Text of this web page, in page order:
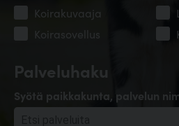
Palveluhaku
Syötä paikkakunta, palvelun
Koirakuvaaja
Koirasovellus